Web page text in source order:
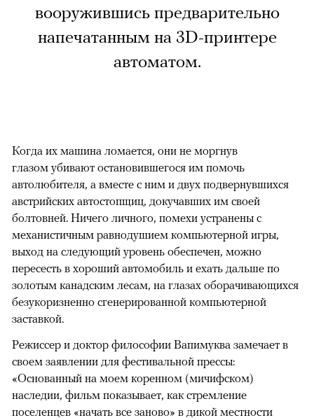
вооружившись предварительно
напечатанным на 3D-принтере
автоматом.
Когда их машина ломается, они не моргнув
глазом убивают остановившегося им помочь
автолюбителя, а вместе с ним и двух подвернувшихся
австрийских автостопщиц, докучавших им своей
болтовней. Ничего личного, помехи устранены с
механистичным равнодушием компьютерной игры,
выход на следующий уровень обеспечен, можно
пересесть в хороший автомобиль и ехать дальше по
золотым канадским лесам, на глазах оборачивающихся
безукоризненно сгенерированной компьютерной
заставкой.
Режиссер и доктор философии Вапимуква замечает в
своем заявлении для фестивальной прессы:
«Основанный на моем коренном (мичифском)
наследии, фильм показывает, как стремление
поселенцев «начать все заново» в дикой местности